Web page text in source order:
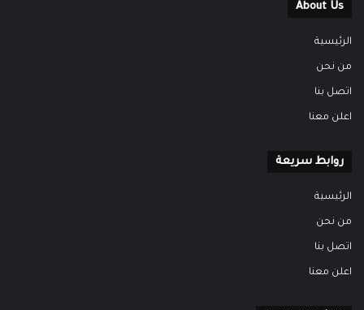
About Us
الرئيسية
من نحن
اتصل بنا
اعلن معنا
روابط سريعة
الرئيسية
من نحن
اتصل بنا
اعلن معنا